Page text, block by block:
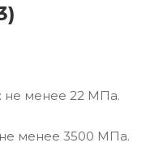
не менее 22 МПа.
не менее 3500 МПа.